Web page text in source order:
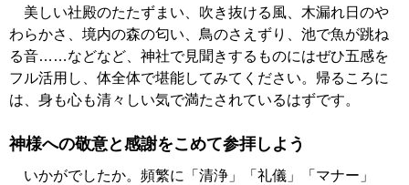
美しい社殿のたたずまい、吹き抜ける風、木漏れ日のや
わらかさ、境内の森の匂い、鳥のさえずり、池で魚が跳ね
る音……などなど、神社で見聞きするものにはぜひ五感を
フル活用し、体全体で堪能してみてください。帰るころに
は、身も心も清々しい気で満たされているはずです。
神様への敬意と感謝をこめて参拝しよう
いかがでしたか。頻繁に「清浄」「礼儀」「マナー」